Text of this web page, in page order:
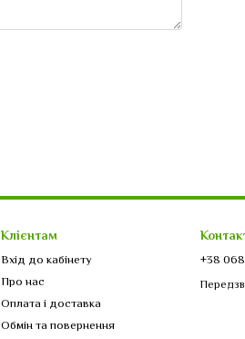
Клієнтам
Вхід до кабінету
Про нас
Оплата і доставка
Обмін та повернення
+38